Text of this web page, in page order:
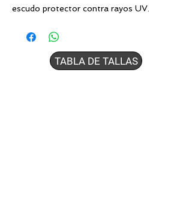
escudo protector contra rayos UV.
TABLA DE TALLAS